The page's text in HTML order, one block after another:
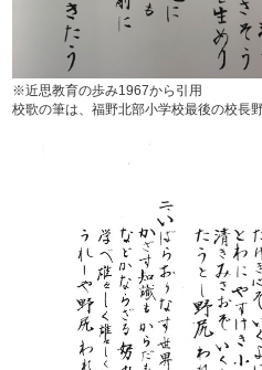
※近思教育の歩み1967から引用
校歌の筆は、福野北部小学校最後の校長